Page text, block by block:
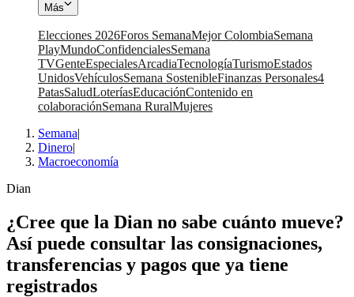
Más
Elecciones 2026Foros SemanaMejor ColombiaSemana
PlayMundoConfidencialesSemana
TVGenteEspecialesArcadiaTecnologíaTurismoEstados
UnidosVehículosSemana SostenibleFinanzas Personales4
PatasSaludLoteríasEducaciónContenido en
colaboraciónSemana RuralMujeres
Semana|
Dinero|
Macroeconomía
Dian
¿Cree que la Dian no sabe cuánto mueve?
Así puede consultar las consignaciones,
transferencias y pagos que ya tiene
registrados